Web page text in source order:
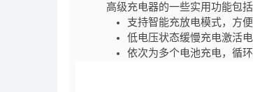
高级充电器的一些实用功能包括
支持智能充放电模式，方
低电压状态缓慢充电激活电
依次为多个电池充电，循